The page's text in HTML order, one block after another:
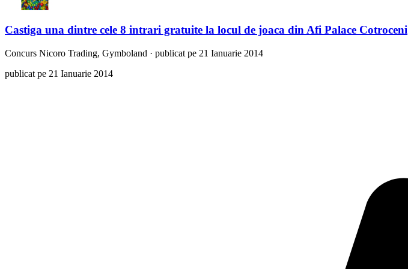
Castiga una dintre cele 8 intrari gratuite la locul de joaca din Afi Palace Cotroceni
Concurs Nicoro Trading, Gymboland · publicat pe 21 Ianuarie 2014
publicat pe 21 Ianuarie 2014